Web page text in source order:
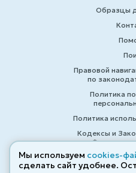
Образцы
Правовой
по
Политика
Политика
Кодексы и
Мы используем cookies-
сделать сайт удобнее.